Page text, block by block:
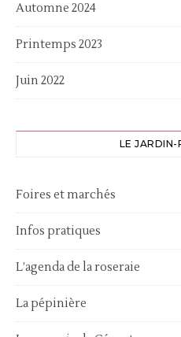
Automne 2024
Printemps 2023
Juin 2022
LE JARDIN-
Foires et marchés
Infos pratiques
L’agenda de la roseraie
La pépinière